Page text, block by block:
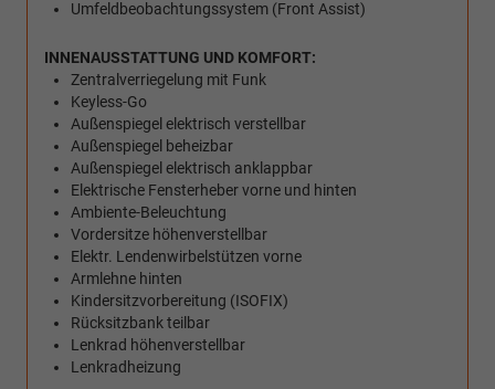
Umfeldbeobachtungssystem (Front Assist)
INNENAUSSTATTUNG UND KOMFORT:
Zentralverriegelung mit Funk
Keyless-Go
Außenspiegel elektrisch verstellbar
Außenspiegel beheizbar
Außenspiegel elektrisch anklappbar
Elektrische Fensterheber vorne und hinten
Ambiente-Beleuchtung
Vordersitze höhenverstellbar
Elektr. Lendenwirbelstützen vorne
Armlehne hinten
Kindersitzvorbereitung (ISOFIX)
Rücksitzbank teilbar
Lenkrad höhenverstellbar
Lenkradheizung